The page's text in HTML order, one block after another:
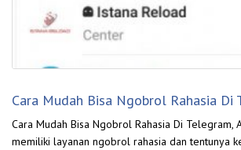
Cara Mudah Bisa Ngobrol Rahasia Di
Cara Mudah Bisa Ngobrol Rahasia Di Telegram,
memiliki layanan ngobrol rahasia dan tentunya